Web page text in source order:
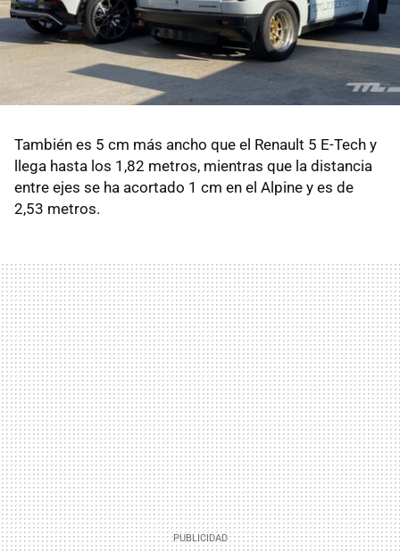
También es 5 cm más ancho que el Renault 5 E-Tech y
llega hasta los 1,82 metros, mientras que la distancia
entre ejes se ha acortado 1 cm en el Alpine y es de
2,53 metros.